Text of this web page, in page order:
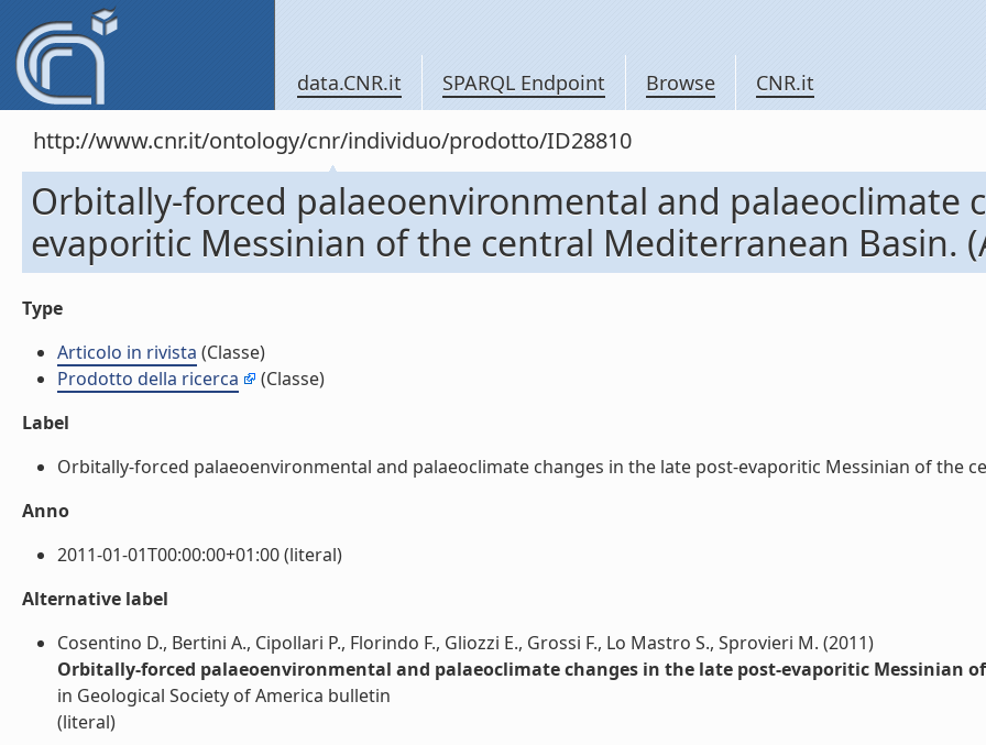
data.CNR.it SPARQL Endpoint Browse CNR.it
http://www.cnr.it/ontology/cnr/individuo/prodotto/ID28810
Orbitally-forced palaeoenvironmental and palaeoclimate
evaporitic Messinian of the central Mediterranean Basin.
Type
Articolo in rivista (Classe)
Prodotto della ricerca
(Classe)
Label
Orbitally-forced palaeoenvironmental and palaeoclimate changes in the late post-evaporitic Messinian of the
Anno
2011-01-01T00:00:00+01:00 (literal)
Alternative label
Cosentino D., Bertini A., Cipollari P., Florindo F., Gliozzi E., Grossi F., Lo Mastro S., Sprovieri M. (2011)
Orbitally-forced palaeoenvironmental and palaeoclimate changes in the late post-evaporitic Messinian
in Geological Society of America bulletin
(literal)